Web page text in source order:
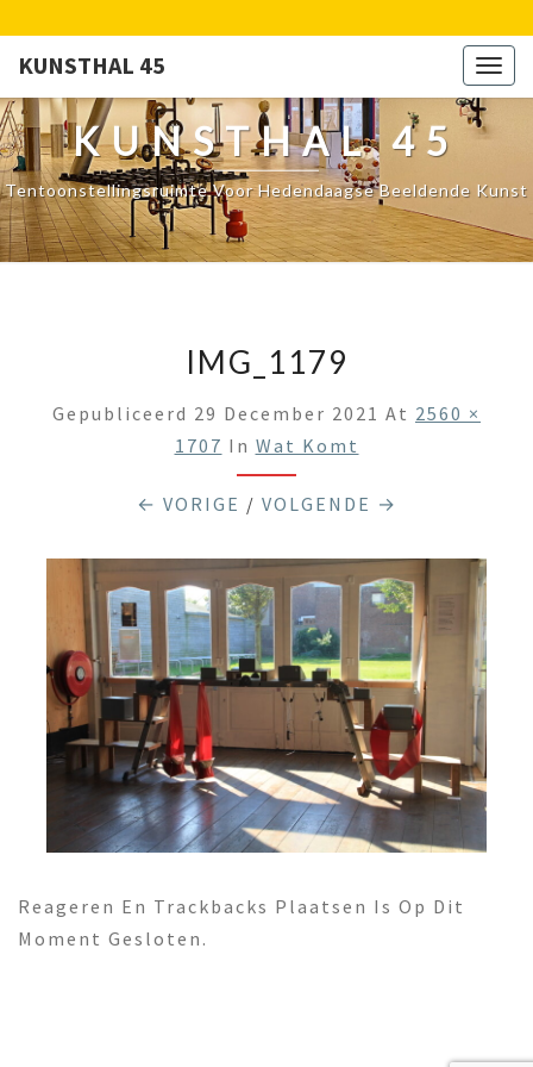
KUNSTHAL 45
KUNSTHAL 45
Tentoonstellingsruimte Voor Hedendaagse Beeldende Kunst
IMG_1179
Gepubliceerd 29 December 2021 At 2560 ×
1707 In Wat Komt
← VORIGE / VOLGENDE →
Reageren En Trackbacks Plaatsen Is Op Dit
Moment Gesloten.